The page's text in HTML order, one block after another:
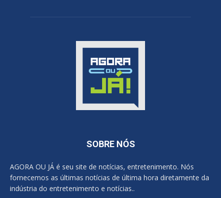
SOBRE NÓS
AGORA OU JÁ é seu site de notícias, entretenimento. Nós
fornecemos as últimas notícias de última hora diretamente da
indústria do entretenimento e notícias..